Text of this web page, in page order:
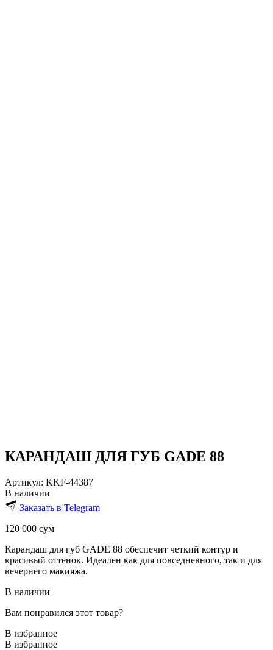
КАРАНДАШ ДЛЯ ГУБ GADE 88
Артикул: KKF-44387
В наличии
Заказать в Telegram
120 000 сум
Карандаш для губ GADE 88 обеспечит четкий контур и
красивый оттенок. Идеален как для повседневного, так и для
вечернего макияжа.
В наличии
Вам понравился этот товар?
В избранное
В избранное